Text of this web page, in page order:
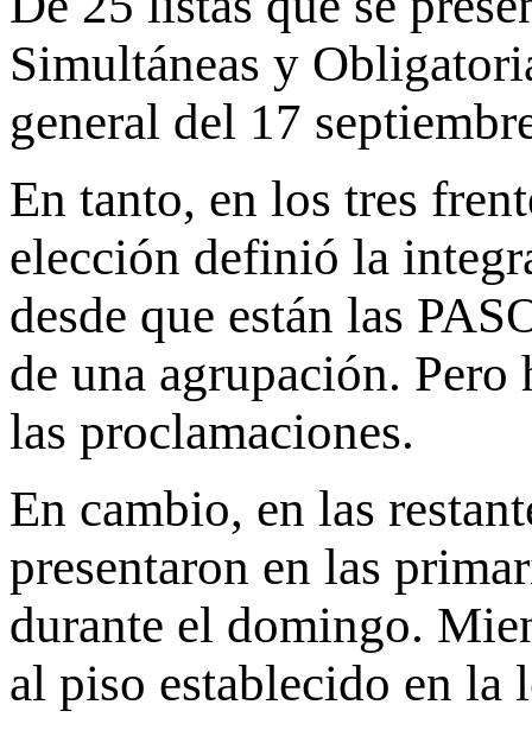
Simultáneas y
general del 17
En tanto, en los tres
elección definió la
desde que están las
de una agrupación.
las proclamaciones.
En cambio, en las
presentaron en las
durante el domingo.
al piso establecido en la